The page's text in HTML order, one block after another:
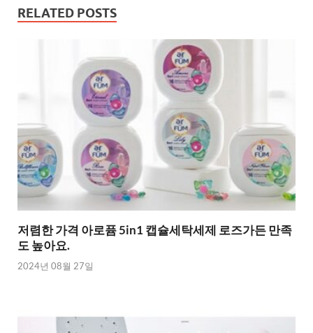
RELATED POSTS
저렴한 가격 아로퓸 5in1 캡슐세탁세제 로즈가든 만족
도 높아요.
2024년 08월 27일